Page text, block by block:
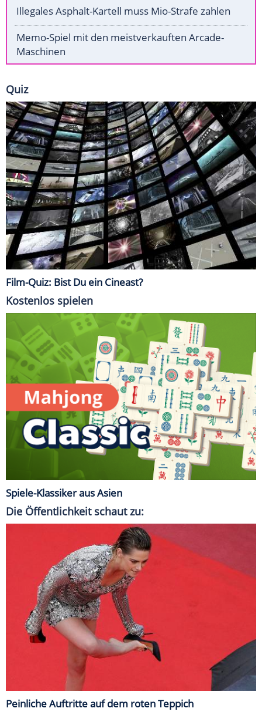
Illegales Asphalt-Kartell muss Mio-Strafe zahlen
Memo-Spiel mit den meistverkauften Arcade-
Maschinen
Quiz
Film-Quiz: Bist Du ein Cineast?
Kostenlos spielen
Spiele-Klassiker aus Asien
Die Öffentlichkeit schaut zu:
Peinliche Auftritte auf dem roten Teppich